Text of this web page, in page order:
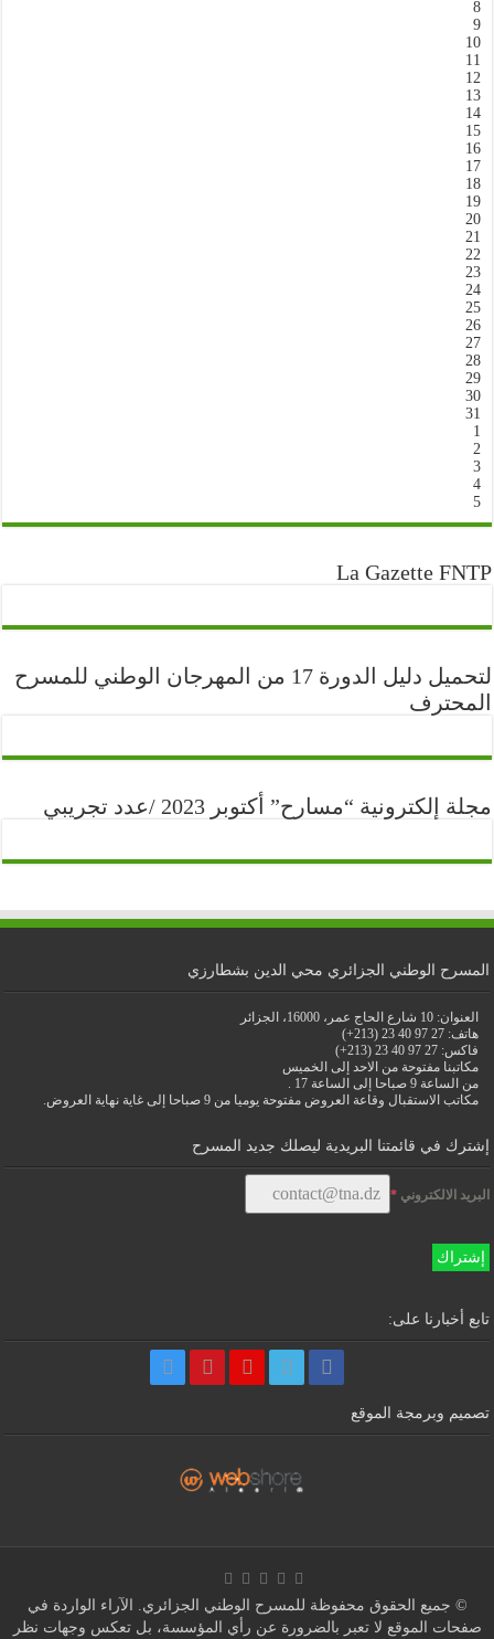
8
9
10
11
12
13
14
15
16
17
18
19
20
21
22
23
24
25
26
27
28
29
30
31
1
2
3
4
5
La Gazette FNTP
لتحميل دليل الدورة 17 من المهرجان الوطني للمسرح
المحترف
مجلة إلكترونية “مسارح” أكتوبر 2023 /عدد تجريبي
المسرح الوطني الجزائري محي الدين بشطارزي
العنوان: 10 شارع الحاج عمر، 16000، الجزائر
هاتف: 27 97 40 23 (213+)
فاكس: 27 97 40 23 (213+)
مكاتبنا مفتوحة من الاحد إلى الخميس
من الساعة 9 صباحا إلى الساعة 17 .
مكاتب الاستقبال وقاعة العروض مفتوحة يوميا من 9 صباحا إلى غاية نهاية العروض.
إشترك في قائمتنا البريدية ليصلك جديد المسرح
البريد الالكتروني *
إشتراك
تابع أخبارنا على:
تصميم وبرمجة الموقع
© جميع الحقوق محفوظة للمسرح الوطني الجزائري. الآراء الواردة في
صفحات الموقع لا تعبر بالضرورة عن رأي المؤسسة، بل تعكس وجهات نظر